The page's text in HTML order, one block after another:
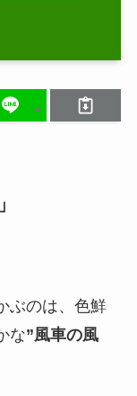
ぶのは、色鮮
な”風車の風